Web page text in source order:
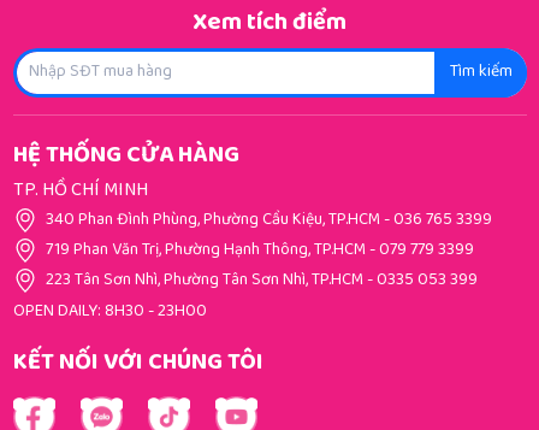
Xem tích điểm
Tìm kiếm
HỆ THỐNG CỬA HÀNG
TP. HỒ CHÍ MINH
340 Phan Đình Phùng, Phường Cầu Kiệu, TP.HCM-036 765 3399
719 Phan Văn Trị, Phường Hạnh Thông, TP.HCM-079 779 3399
223 Tân Sơn Nhì, Phường Tân Sơn Nhì, TP.HCM-0335 053 399
OPEN DAILY: 8H30 - 23H00
KẾT NỐI VỚI CHÚNG TÔI